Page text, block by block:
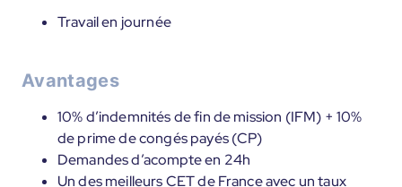
Travail en journée
Avantages
10% d’indemnités de fin de mission (IFM) + 10%
de prime de congés payés (CP)
Demandes d’acompte en 24h
Un des meilleurs CET de France avec un taux